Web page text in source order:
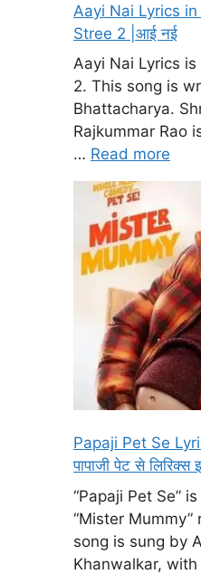
Aayi Nai Lyrics
Stree 2 |आई नई
Aayi Nai Lyrics
2. This song is
Bhattacharya.
Rajkummar Rao
… Read more
Papaji Pet Se
पापाजी पेट से
“Papaji Pet Se”
“Mister
song is sung by
Khanwalkar,